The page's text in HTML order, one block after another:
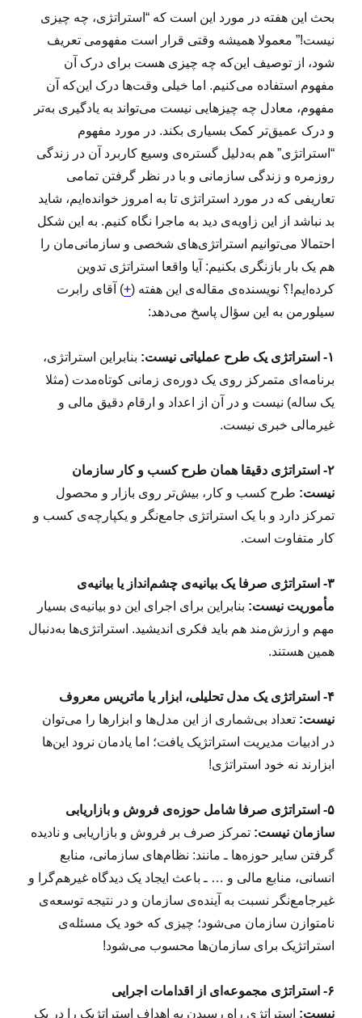
بحث این هفته‌ در مورد این است که “استراتژی، چه چیزی
نیست!” معمولا همیشه وقتی قرار است مفهومی تعریف
شود، از توصیف این‌که چه چیزی هست برای درک آن
مفهوم استفاده می‌کنیم. اما خیلی وقت‌ها درک این‌که آن
مفهوم، معادل چه چیزهایی نیست می‌تواند به یادگیری به‌تر
و درک عمیق‌تر کمک بسیاری بکند. در مورد مفهوم
“استراتژی” هم به‌دلیل گستره‌ی وسیع کاربرد آن در زندگی
روزمره و زندگی سازمانی و با در نظر گرفتن تمامی
تعاریفی که در مورد استراتژی تا به امروز خوانده‌ایم، شاید
بد نباشد از این زاویه‌ی دید به ماجرا نگاه کنیم. به‌ این شکل
احتمالا می‌توانیم استراتژی‌های شخصی و سازمانی‌مان را
هم یک بار بازنگری بکنیم: آیا واقعا استراتژی تدوین
کرده‌ایم!؟ نویسنده‌ی مقاله‌ی این هفته (+) آقای رابرت
سیلورمن به این سؤال پاسخ می‌دهد:
۱- استراتژی یک طرح عملیاتی نیست:
بنابراین استراتژی،
برنامه‌ای متمرکز روی یک دوره‌ی زمانی کوتاه‌مدت (مثلا
یک ساله) نیست و در آن از اعداد و ارقام دقیق مالی و
غیرمالی خبری نیست.
۲- استراتژی دقیقا همان طرح کسب و کار سازمان
نیست: طرح کسب و کار، بیش‌تر روی بازار و محصول
تمرکز دارد و با یک استراتژی جامع‌نگر و یکپارچه‌ی کسب و
کار متفاوت است.
۳- استراتژی صرفا یک بیانیه‌ی چشم‌‌انداز یا بیانیه‌ی
مأموریت نیست: بنابراین برای اجرای این دو بیانیه‌ی بسیار
مهم و ارزش‌مند هم باید فکری اندیشید. استراتژی‌ها به‌دنبال
همین هستند.
۴- استراتژی یک مدل تحلیلی، ابزار یا ماتریس معروف
نیست: تعداد بی‌شماری از این مدل‌ها و ابزارها را می‌توان
در ادبیات مدیریت استراتژیک یافت؛ اما یادمان نرود این‌ها
ابزارند نه خود استراتژی!
۵- استراتژی صرفا شامل حوزه‌ی فروش و بازاریابی
سازمان نیست: تمرکز صرف بر فروش و بازاریابی و نادیده
گرفتن سایر حوزه‌ها ـ مانند: نظام‌های سازمانی، منابع
انسانی، منابع مالی و … ـ باعث ایجاد یک دیدگاه غیرهم‌گرا و
غیرجامع‌نگر نسبت به آینده‌ی سازمان و در نتیجه توسعه‌ی
نامتوازن سازمان می‌شود؛ چیزی که خود یک مسئله‌ی
استراتژیک برای سازمان‌ها محسوب می‌شود!
۶- استراتژی مجموعه‌ای از اقدامات اجرایی
نیست: استراتژی راه رسیدن به اهداف استراتژیک را در یک